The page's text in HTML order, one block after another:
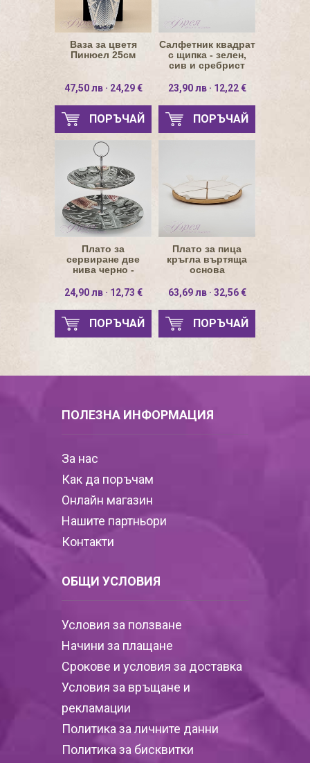
Ваза за цветя
Пинюел 25см
47,50 лв · 24,29 €
ПОРЪЧАЙ
Салфетник квадрат
с щипка - зелен,
сив и сребрист
23,90 лв · 12,22 €
ПОРЪЧАЙ
Плато за
сервиране две
нива черно -
24,90 лв · 12,73 €
ПОРЪЧАЙ
Плато за пица
кръгла въртяща
основа
63,69 лв · 32,56 €
ПОРЪЧАЙ
ПОЛЕЗНА ИНФОРМАЦИЯ
За нас
Как да поръчам
Онлайн магазин
Нашите партньори
Контакти
ОБЩИ УСЛОВИЯ
Условия за ползване
Начини за плащане
Срокове и условия за доставка
Условия за връщане и
рекламации
Политика за личните данни
Политика за бисквитки